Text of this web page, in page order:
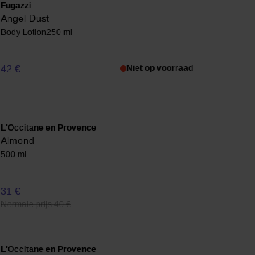
Fugazzi
Angel Dust
Body Lotion250 ml
42 € Niet op voorraad
L'Occitane en Provence
Almond
500 ml
31 €
Normale prijs 40 €
L'Occitane en Provence